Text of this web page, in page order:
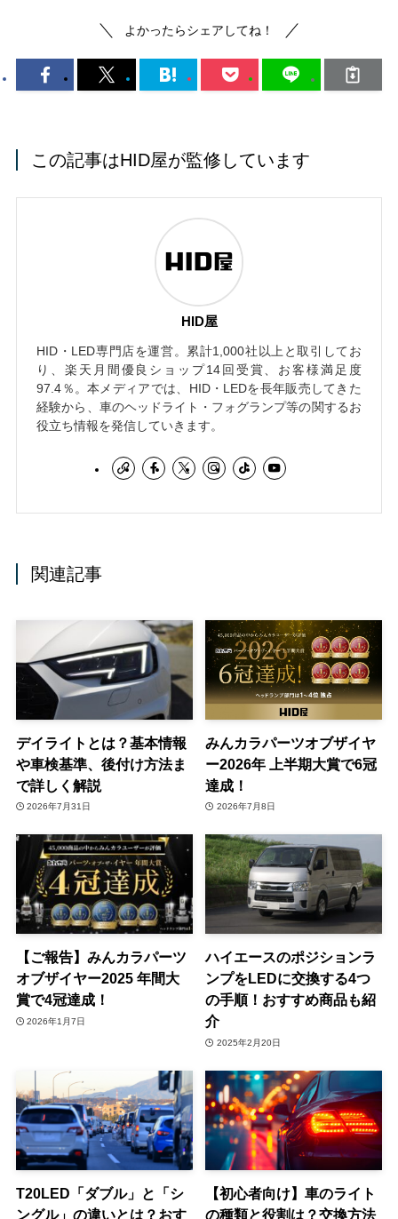
よかったらシェアしてね！
この記事はHID屋が監修しています
HID屋
HID・LED専門店を運営。累計1,000社以上と取引してお
り、楽天月間優良ショップ14回受賞、お客様満足度
97.4％。本メディアでは、HID・LEDを長年販売してきた
経験から、車のヘッドライト・フォグランプ等の関するお
役立ち情報を発信していきます。
関連記事
デイライトとは？基本情報
や車検基準、後付け方法ま
で詳しく解説
2026年7月31日
みんカラパーツオブザイヤ
ー2026年 上半期大賞で6冠
達成！
2026年7月8日
【ご報告】みんカラパーツ
オブザイヤー2025 年間大
賞で4冠達成！
2026年1月7日
ハイエースのポジションラ
ンプをLEDに交換する4つ
の手順！おすすめ商品も紹
介
2025年2月20日
T20LED「ダブル」と「シ
ングル」の違いとは？おす
【初心者向け】車のライト
の種類と役割は？交換方法